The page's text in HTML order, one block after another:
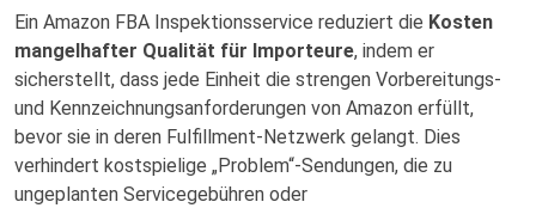
Ein Amazon FBA Inspektionsservice reduziert die Kosten
mangelhafter Qualität für Importeure, indem er
sicherstellt, dass jede Einheit die strengen Vorbereitungs-
und Kennzeichnungsanforderungen von Amazon erfüllt,
bevor sie in deren Fulfillment-Netzwerk gelangt. Dies
verhindert kostspielige „Problem“-Sendungen, die zu
ungeplanten Servicegebühren oder